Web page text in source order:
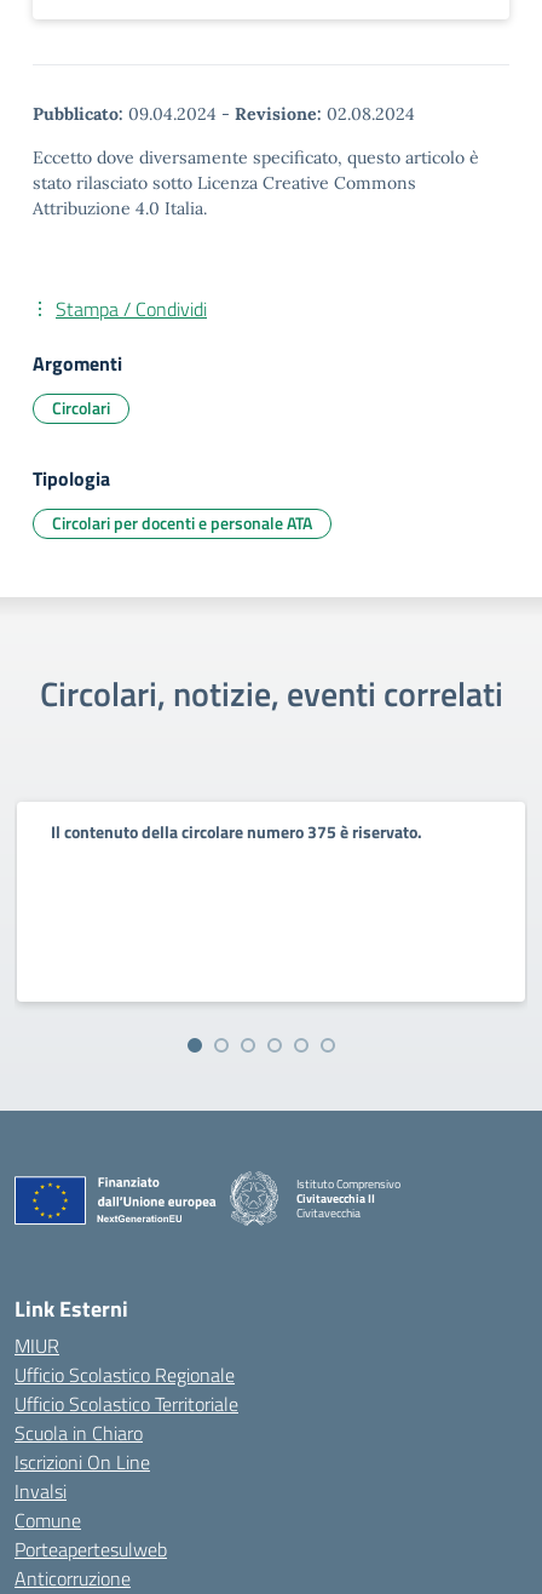
Pubblicato: 09.04.2024 - Revisione: 02.08.2024
Eccetto dove diversamente specificato, questo articolo è
stato rilasciato sotto Licenza Creative Commons
Attribuzione 4.0 Italia.
Stampa / Condividi
Argomenti
Circolari
Tipologia
Circolari per docenti e personale ATA
Circolari, notizie, eventi correlati
Il contenuto della circolare numero 375 è riservato.
Istituto Comprensivo
Civitavecchia II
Civitavecchia
Link Esterni
MIUR
Ufficio Scolastico Regionale
Ufficio Scolastico Territoriale
Scuola in Chiaro
Iscrizioni On Line
Invalsi
Comune
Porteapertesulweb
Anticorruzione